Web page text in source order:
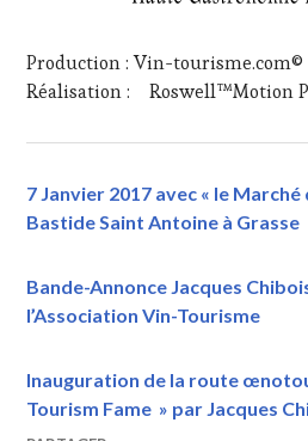
Production : Vin-tourisme.com©
Réalisation : Roswell™Motion
7 Janvier 2017 avec « le
Bastide Saint Antoine à Grasse
Bande-Annonce Jacques
l’Association Vin-Tourisme
Inauguration de la route
Tourism Fame » par Jacques